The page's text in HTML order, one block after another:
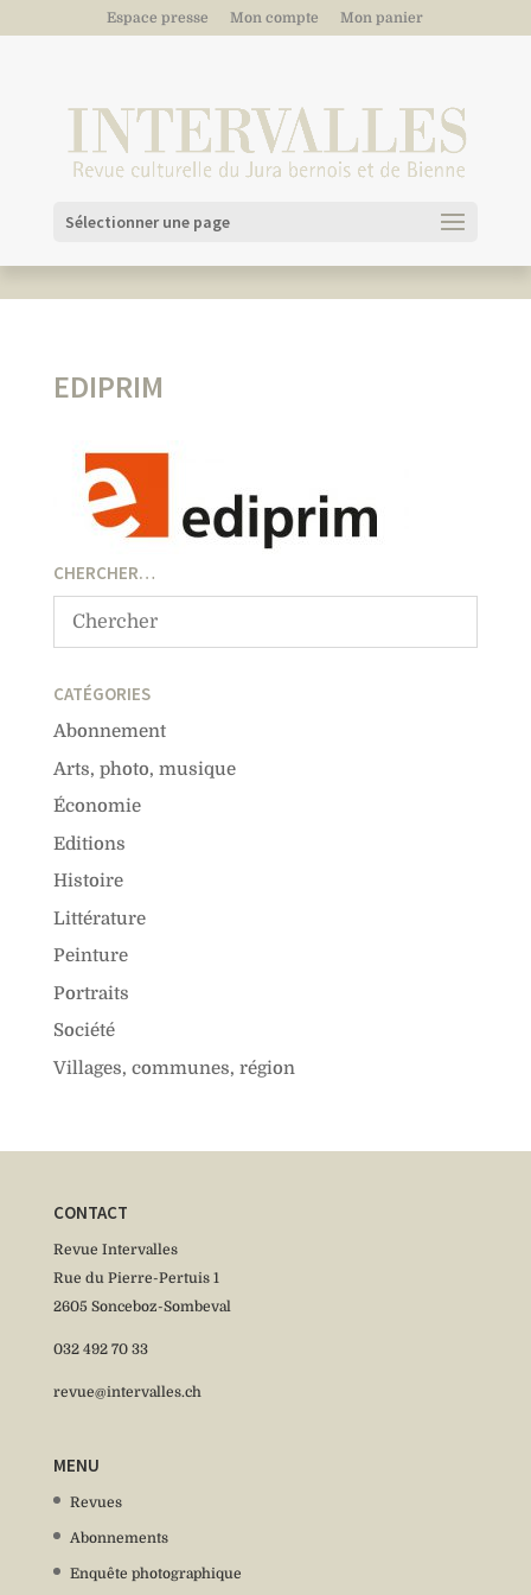
Espace presse Mon compte Mon panier
Sélectionner une page
EDIPRIM
CHERCHER…
CATÉGORIES
Abonnement
Arts, photo, musique
Économie
Editions
Histoire
Littérature
Peinture
Portraits
Société
Villages, communes, région
CONTACT
Revue Intervalles
Rue du Pierre-Pertuis 1
2605 Sonceboz-Sombeval
032 492 70 33
revue@intervalles.ch
MENU
Revues
Abonnements
Enquête photographique